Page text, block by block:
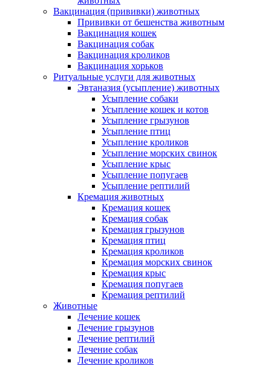
Вакцинация (прививки) животных
Прививки от бешенства животным
Вакцинация кошек
Вакцинация собак
Вакцинация кроликов
Вакцинация хорьков
Ритуальные услуги для животных
Эвтаназия (усыпление) животных
Усыпление собаки
Усыпление кошек и котов
Усыпление грызунов
Усыпление птиц
Усыпление кроликов
Усыпление морских свинок
Усыпление крыс
Усыпление попугаев
Усыпление рептилий
Кремация животных
Кремация кошек
Кремация собак
Кремация грызунов
Кремация птиц
Кремация кроликов
Кремация морских свинок
Кремация крыс
Кремация попугаев
Кремация рептилий
Животные
Лечение кошек
Лечение грызунов
Лечение рептилий
Лечение собак
Лечение кроликов